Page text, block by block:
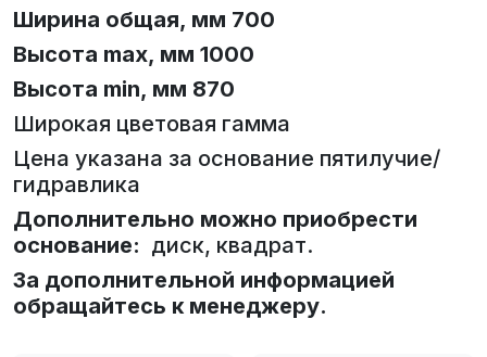
Ширина общая, мм 700
Высота max, мм 1000
Высота min, мм 870
Широкая цветовая гамма
Цена указана за основание пятилучие/
гидравлика
Дополнительно можно приобрести
основание: диск, квадрат.
За дополнительной информацией
обращайтесь к менеджеру.